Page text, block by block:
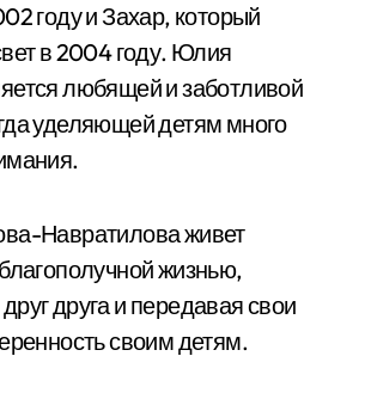
году и Захар, который
в 2004 году. Юлия
любящей и заботливой
уделяющей детям много
Навратилова живет
жизнью,
друга и передавая свои
своим детям.